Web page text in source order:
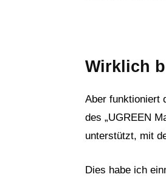
Wirklich
Aber funktioniert
des „UGREEN
unterstützt, mit
Dies habe ich